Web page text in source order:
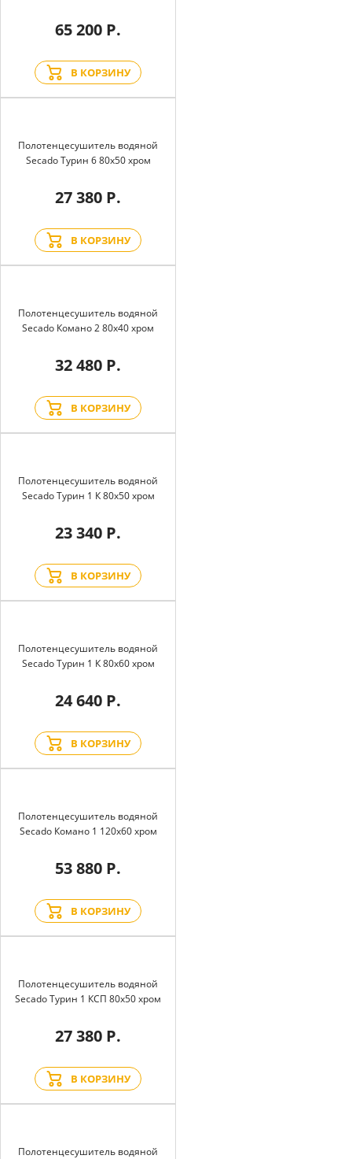
65 200 Р.
В КОРЗИНУ
Полотенцесушитель водяной
Secado Турин 6 80x50 хром
27 380 Р.
В КОРЗИНУ
Полотенцесушитель водяной
Secado Комано 2 80x40 хром
32 480 Р.
В КОРЗИНУ
Полотенцесушитель водяной
Secado Турин 1 К 80x50 хром
23 340 Р.
В КОРЗИНУ
Полотенцесушитель водяной
Secado Турин 1 К 80x60 хром
24 640 Р.
В КОРЗИНУ
Полотенцесушитель водяной
Secado Комано 1 120x60 хром
53 880 Р.
В КОРЗИНУ
Полотенцесушитель водяной
Secado Турин 1 КСП 80x50 хром
27 380 Р.
В КОРЗИНУ
Полотенцесушитель водяной